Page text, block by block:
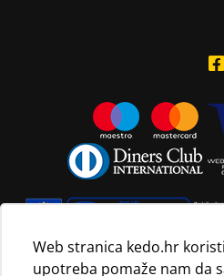
Web stranica kedo.hr
upotreba pomaže nam da